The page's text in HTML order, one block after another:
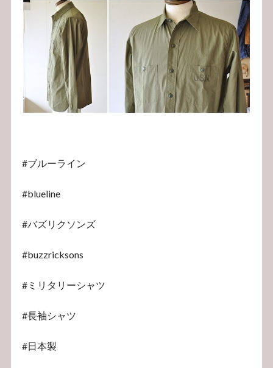
#ブルーライン
#blueline
#バズリクソンズ
#buzzricksons
#ミリタリーシャツ
#長袖シャツ
#日本製